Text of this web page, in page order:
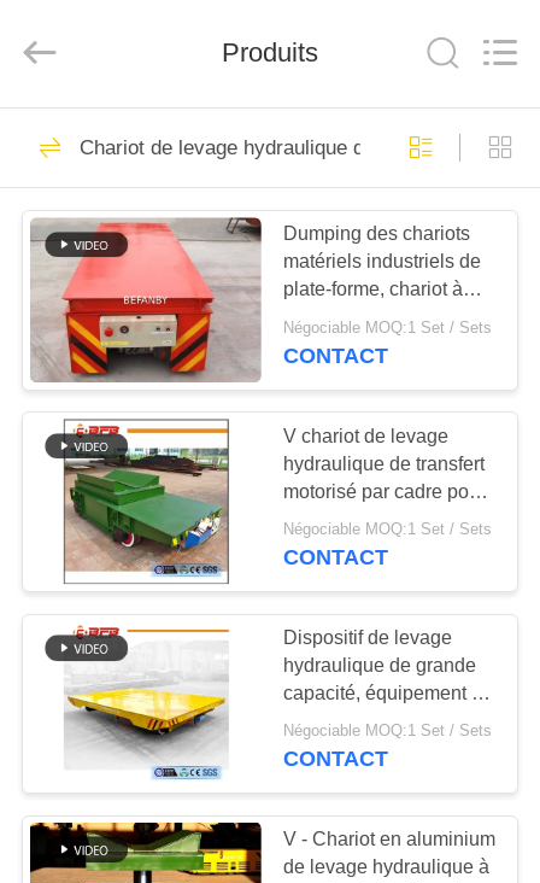
MAISON
PRODUITS
PROPOS
DE
NOUS
VISITE
D'USINE
CONTRÔLE
DE
QUALITÉ
CONTACTEZ-
NOUS
NOUVELLES
Electrical
All
Reserved.
chariot de transfert
de batterie
323
chariot sans rail de
transfert
360
chariot de transfert
de rail
Produits
Chariot de levage hydraulique de transfert
Dumping des chariots
matériels industriels de
plate-forme, chariot à
table élévatrice de
structure simple
Négociable MOQ:1 Set / Sets
CONTACT
V chariot de levage
hydraulique de transfert
motorisé par cadre pour
le transport de papier de
rouleau
Négociable MOQ:1 Set / Sets
CONTACT
Dispositif de levage
hydraulique de grande
capacité, équipement de
manutention automatisé
par représentation stable
Négociable MOQ:1 Set / Sets
CONTACT
V - Chariot en aluminium
de levage hydraulique à